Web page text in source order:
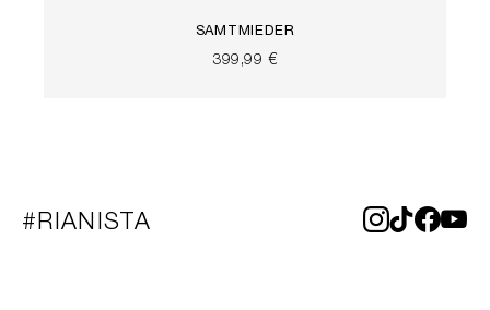
SAMTMIEDER
399,99 €
#RIANISTA